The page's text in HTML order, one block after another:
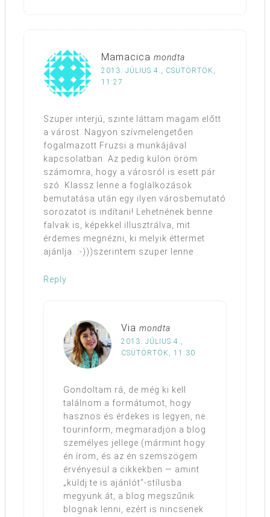
Mamacica mondta
2013. JÚLIUS 4., CSÜTÖRTÖK,
11:27
Szuper interjú, szinte láttam magam előtt
a várost. Nagyon szívmelengetően
fogalmazott Fruzsi a munkájával
kapcsolatban. Az pedig külön öröm
számomra, hogy a városról is esett pár
szó. Klassz lenne a foglalkozások
bemutatása után egy ilyen városbemutató
sorozatot is indítani! Lehetnének benne
falvak is, képekkel illusztrálva, mit
érdemes megnézni, ki melyik éttermet
ajánlja. :-)))szerintem szuper lenne
Reply
Via mondta
2013. JÚLIUS 4.,
CSÜTÖRTÖK, 11:30
Gondoltam rá, de még ki kell
találnom a formátumot, hogy
hasznos és érdekes is legyen, ne
tourinform, megmaradjon a blog
személyes jellege (mármint hogy
én írom, és az én szemszögem
érvényesül a cikkekben — amint
„küldj te is ajánlót”-stílusba
megyünk át, a blog megszűnik
blognak lenni, ezért is nincsenek